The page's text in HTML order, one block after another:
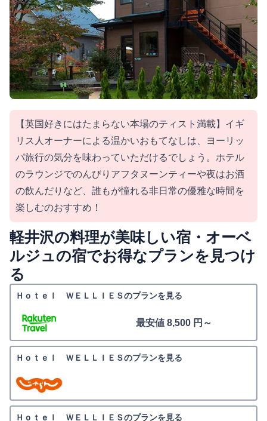
【英国好きにはたまらない本場のティスト満載】イギ
リス人オーナーによる温かいおもてなしは、ヨーリッ
パ旅行の気分を味わっていただけるでしょう。ホテル
のラウンジでのんびりアフタヌーンティーや夜はお酒
の飲んだりなど、誰もが憧れる非日常の優雅な時間を
楽しむのおすすめ！
軽井沢の料理が美味しい宿・オーベ
ルジュの宿でお得なプランを見つけ
る
Ｈｏｔｅｌ ＷＥＬＬＩＥＳのプランを見る
最安値 8,500 円～
Ｈｏｔｅｌ ＷＥＬＬＩＥＳのプランを見る
Ｈｏｔｅｌ ＷＥＬＬＩＥＳのプランを見る